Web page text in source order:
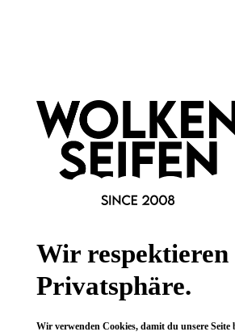
Informationen
Gesetzliche Informationen
Wissenswertes
Wir respektieren
Privatsphäre.
Wir verwenden Cookies, damit du unsere Seite